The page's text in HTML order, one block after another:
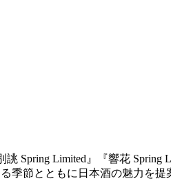
Spring Limited』『響花 Spring
節とともに日本酒の魅力を提